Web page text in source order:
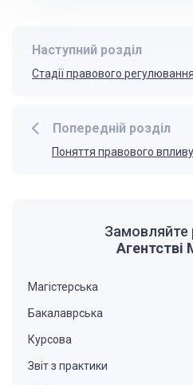
Попередній розділ
Поняття правового
Наступний розділ
Стадії правового регулювання
Замовляйте
Агентстві
Магістерська
Бакалаврська
Курсова
Звіт з практики